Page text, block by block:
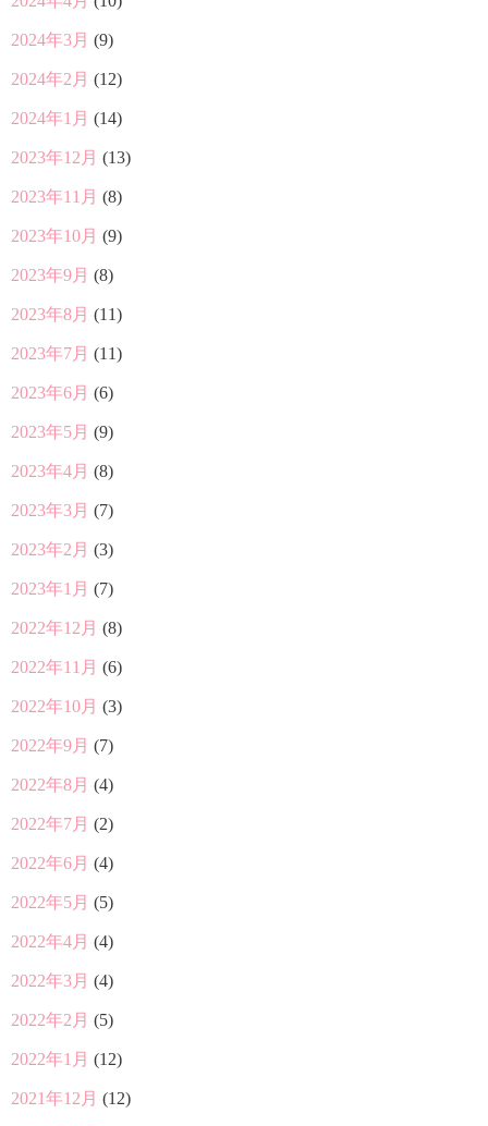
2024年3月 (9)
2024年2月 (12)
2024年1月 (14)
2023年12月 (13)
2023年11月 (8)
2023年10月 (9)
2023年9月 (8)
2023年8月 (11)
2023年7月 (11)
2023年6月 (6)
2023年5月 (9)
2023年4月 (8)
2023年3月 (7)
2023年2月 (3)
2023年1月 (7)
2022年12月 (8)
2022年11月 (6)
2022年10月 (3)
2022年9月 (7)
2022年8月 (4)
2022年7月 (2)
2022年6月 (4)
2022年5月 (5)
2022年4月 (4)
2022年3月 (4)
2022年2月 (5)
2022年1月 (12)
2021年12月 (12)